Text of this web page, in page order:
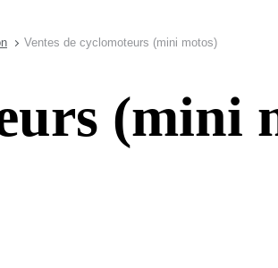
Ventes de cyclomoteurs (mini motos)
(mini